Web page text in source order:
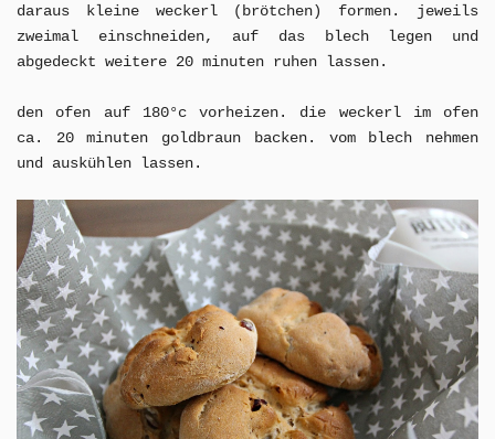
daraus kleine weckerl (brötchen) formen. jeweils
zweimal einschneiden, auf das blech legen und
abgedeckt weitere 20 minuten ruhen lassen.
den ofen auf 180°c vorheizen. die weckerl im ofen
ca. 20 minuten goldbraun backen. vom blech nehmen
und auskühlen lassen.